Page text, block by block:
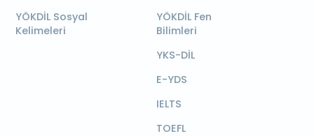
YÖKDİL Sosyal
Kelimeleri
YÖKDİL Fen
Bilimleri
YKS-DİL
E-YDS
IELTS
TOEFL